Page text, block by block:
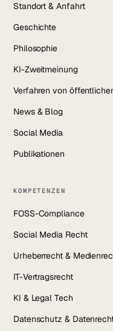
Standort & Anfahrt
Geschichte
Philosophie
KI-Zweitmeinung
Verfahren von
News & Blog
Social Media
Publikationen
KOMPETENZEN
FOSS-Compliance
Social Media Recht
Urheberrecht &
IT-Vertragsrecht
KI & Legal Tech
Datenschutz &